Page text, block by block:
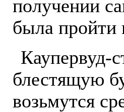
получении
была
Каупервуд-
блестящую
возьмутся